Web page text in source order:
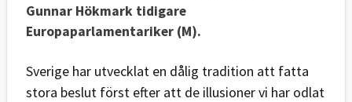
Gunnar Hökmark tidigare
Europaparlamentariker (M).
Sverige har utvecklat en dålig tradition att fatta
stora beslut först efter att de illusioner vi har odlat